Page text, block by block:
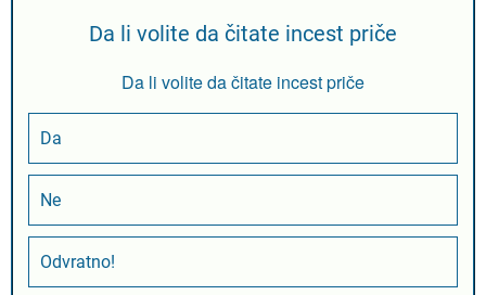
Da li volite da čitate incest priče
Da li volite da čitate incest priče
Da
Ne
Odvratno!